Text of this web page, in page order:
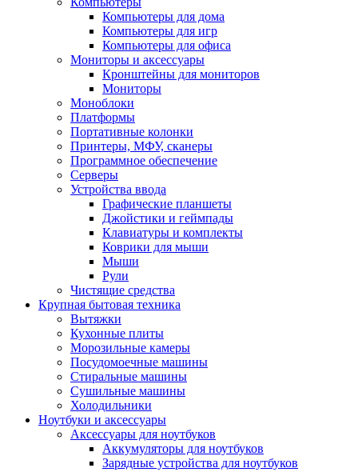
Компьютеры для дома
Компьютеры для игр
Компьютеры для офиса
Мониторы и аксессуары
Кронштейны для мониторов
Мониторы
Моноблоки
Платформы
Портативные колонки
Принтеры, МФУ, сканеры
Программное обеспечение
Серверы
Устройства ввода
Графические планшеты
Джойстики и геймпады
Клавиатуры и комплекты
Коврики для мыши
Мыши
Рули
Чистящие средства
Крупная бытовая техника
Вытяжки
Кухонные плиты
Морозильные камеры
Посудомоечные машины
Стиральные машины
Сушильные машины
Холодильники
Ноутбуки и аксессуары
Аксессуары для ноутбуков
Аккумуляторы для ноутбуков
Зарядные устройства для ноутбуков